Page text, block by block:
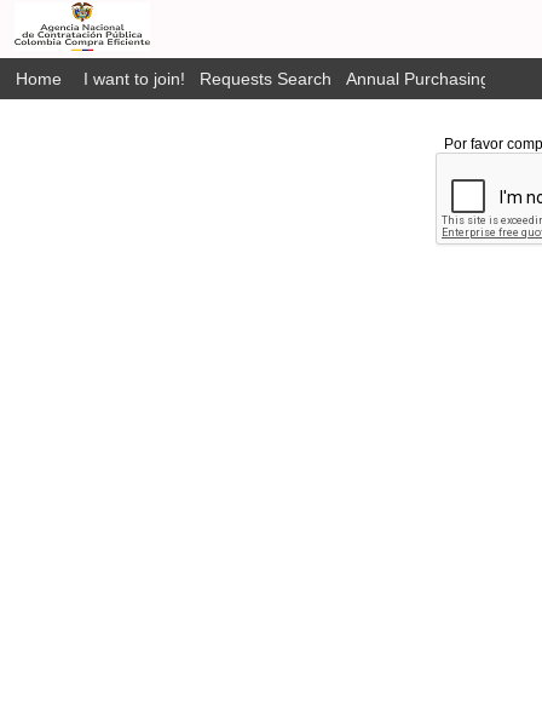
Home I want to join! Requests Search Annual Purchasing Plan
Por favor